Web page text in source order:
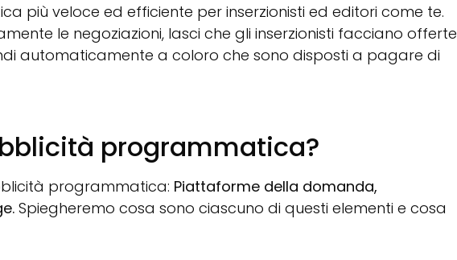
più veloce ed efficiente per inserzionisti ed editori come te.
le negoziazioni, lasci che gli inserzionisti facciano offerte
automaticamente a coloro che sono disposti a pagare di
programmatica?
programmatica: Piattaforme della domanda,
Spiegheremo cosa sono ciascuno di questi elementi e cosa